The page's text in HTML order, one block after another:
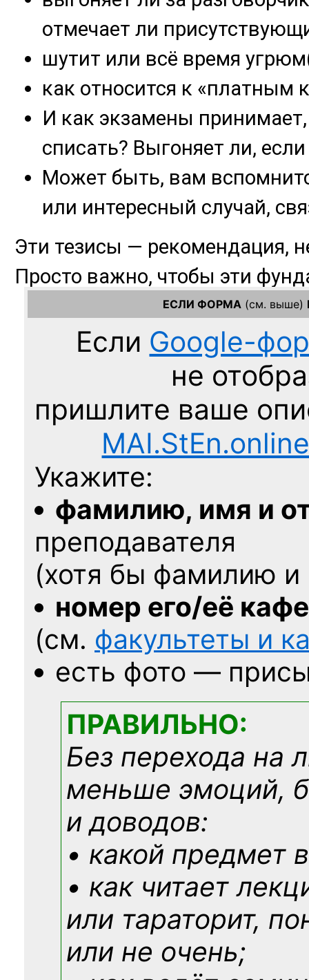
ЕСЛИ ФОРМА (см. выше)
Если Google-
не
пришлите ваше
Укажите:
фамилию, имя и
преподавателя
(хотя бы фамилию
номер его/её
(см. факультеты и
есть фото —
ПРАВИЛЬНО:
Без перехода на
меньше эмоций,
и доводов:
• какой предмет
• как читает
или тараторит,
или не очень;